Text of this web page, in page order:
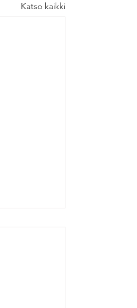
Katso kaikki